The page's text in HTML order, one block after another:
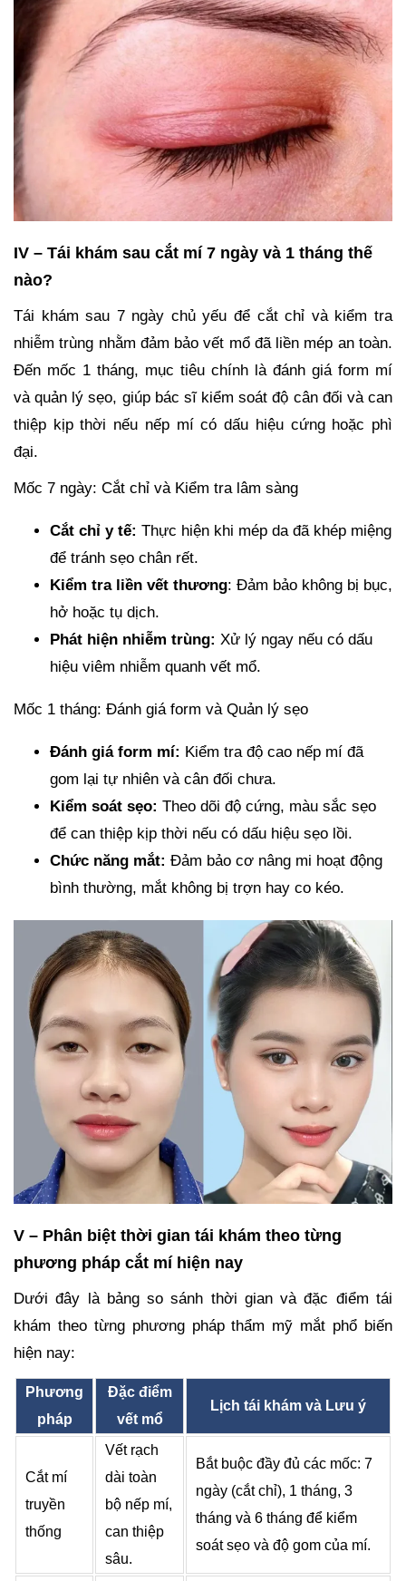
IV – Tái khám sau cắt mí 7 ngày và 1 tháng thế
nào?
Tái khám sau 7 ngày chủ yếu để cắt chỉ và kiểm tra
nhiễm trùng nhằm đảm bảo vết mổ đã liền mép an toàn.
Đến mốc 1 tháng, mục tiêu chính là đánh giá form mí
và quản lý sẹo, giúp bác sĩ kiểm soát độ cân đối và can
thiệp kịp thời nếu nếp mí có dấu hiệu cứng hoặc phì
đại.
Mốc 7 ngày: Cắt chỉ và Kiểm tra lâm sàng
Cắt chỉ y tế: Thực hiện khi mép da đã khép miệng
để tránh sẹo chân rết.
Kiểm tra liền vết thương: Đảm bảo không bị bục,
hở hoặc tụ dịch.
Phát hiện nhiễm trùng: Xử lý ngay nếu có dấu
hiệu viêm nhiễm quanh vết mổ.
Mốc 1 tháng: Đánh giá form và Quản lý sẹo
Đánh giá form mí: Kiểm tra độ cao nếp mí đã
gom lại tự nhiên và cân đối chưa.
Kiểm soát sẹo: Theo dõi độ cứng, màu sắc sẹo
để can thiệp kịp thời nếu có dấu hiệu sẹo lồi.
Chức năng mắt: Đảm bảo cơ nâng mi hoạt động
bình thường, mắt không bị trợn hay co kéo.
V – Phân biệt thời gian tái khám theo từng
phương pháp cắt mí hiện nay
Dưới đây là bảng so sánh thời gian và đặc điểm tái
khám theo từng phương pháp thẩm mỹ mắt phổ biến
hiện nay:
Phương
pháp
Đặc điểm
vết mổ
Lịch tái khám và Lưu ý
Cắt mí
truyền
thống
Vết rạch
dài toàn
bộ nếp mí,
can thiệp
sâu.
Bắt buộc đầy đủ các mốc: 7
ngày (cắt chỉ), 1 tháng, 3
tháng và 6 tháng để kiểm
soát sẹo và độ gom của mí.